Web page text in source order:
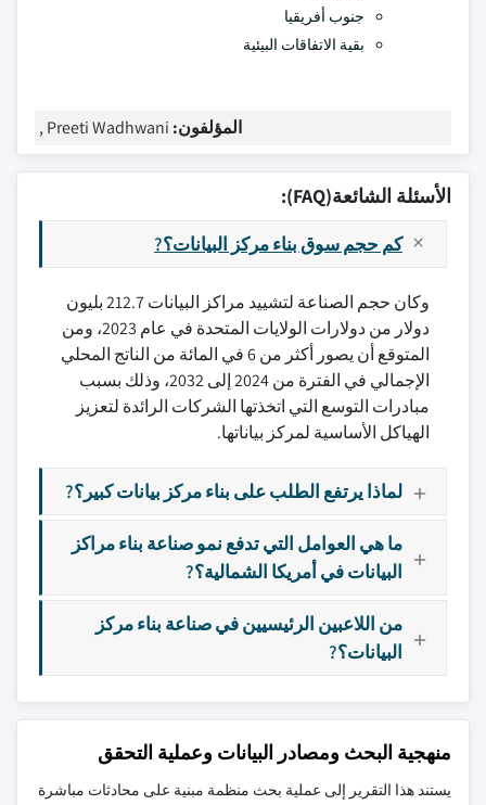
جنوب أفريقيا
بقية الاتفاقات البيئية
المؤلفون: Preeti Wadhwani ,
الأسئلة الشائعة(FAQ):
كم حجم سوق بناء مركز البيانات؟?
وكان حجم الصناعة لتشييد مراكز البيانات 212.7 بليون
دولار من دولارات الولايات المتحدة في عام 2023، ومن
المتوقع أن يصور أكثر من 6 في المائة من الناتج المحلي
الإجمالي في الفترة من 2024 إلى 2032، وذلك بسبب
مبادرات التوسع التي اتخذتها الشركات الرائدة لتعزيز
الهياكل الأساسية لمركز بياناتها.
لماذا يرتفع الطلب على بناء مركز بيانات كبير؟?
ما هي العوامل التي تدفع نمو صناعة بناء مراكز
البيانات في أمريكا الشمالية؟?
من اللاعبين الرئيسيين في صناعة بناء مركز
البيانات؟?
منهجية البحث ومصادر البيانات وعملية التحقق
يستند هذا التقرير إلى عملية بحث منظمة مبنية على محادثات مباشرة